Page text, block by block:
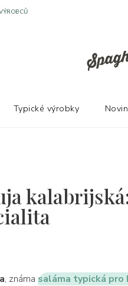
, známa saláma typická
Typické výrobky